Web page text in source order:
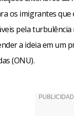
os imigrantes
pela
a ideia em um
(ONU).